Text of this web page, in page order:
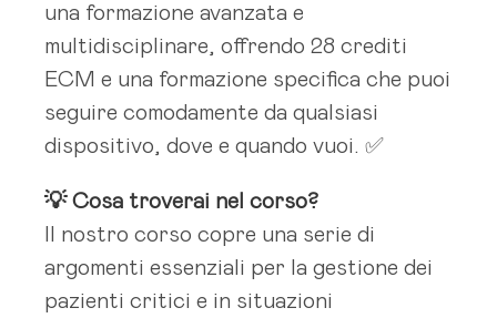
una formazione avanzata e
multidisciplinare, offrendo 28 crediti
ECM e una formazione specifica che puoi
seguire comodamente da qualsiasi
dispositivo, dove e quando vuoi. ✅
💡 Cosa troverai nel corso?
Il nostro corso copre una serie di
argomenti essenziali per la gestione dei
pazienti critici e in situazioni